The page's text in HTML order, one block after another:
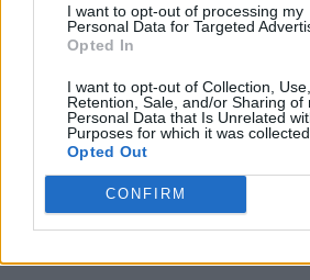
I want to opt-out of processing my
Personal Data for Targeted
Opted In
I want to opt-out of Collection, Use,
Retention, Sale, and/or Sharing of
Personal Data that Is Unrelated
Purposes for which it was collected.
Opted Out
CONFIRM
Πού θα διασκεδάσετε δωρεάν
διήμερο της Αποκριάς και της
19 Φεβρουαρίου 2026
Η Αθήνα ετοιμάζεται για ένα
μουσική και εορταστική διάθεση.
… 20 Next
Latest Posts